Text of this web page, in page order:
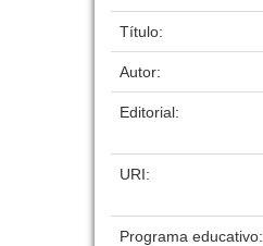
Título:
Autor:
Editorial:
URI:
Programa educativo: